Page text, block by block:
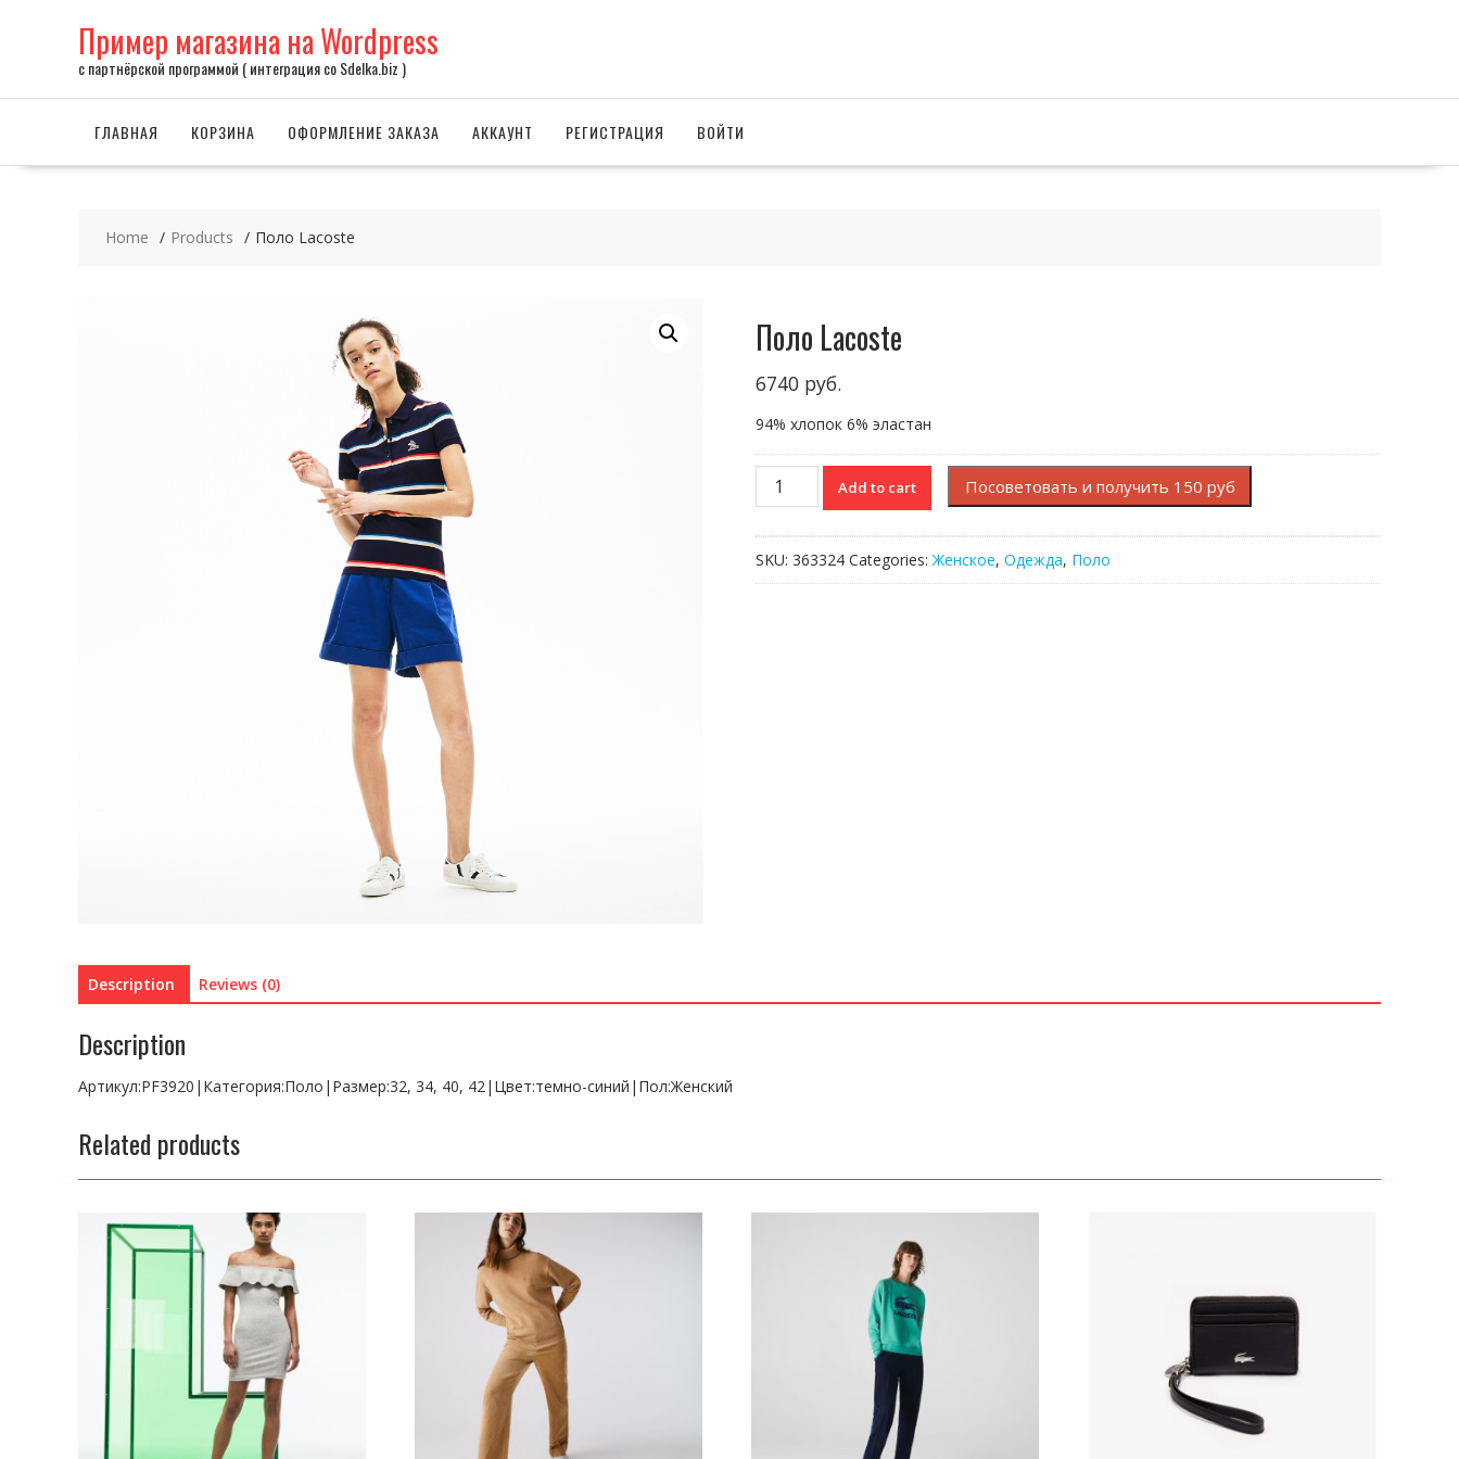
Пример магазина на Wordpress
с партнёрской программой ( интеграция со Sdelka.biz )
ГЛАВНАЯ КОРЗИНА ОФОРМЛЕНИЕ ЗАКАЗА АККАУНТ РЕГИСТРАЦИЯ ВОЙТИ
Home Products Поло Lacoste
Поло Lacoste
6740 руб.
94% хлопок 6% эластан
Поло
Lacoste
Add to cart Посоветовать и получить 150 руб
SKU: 363324 Categories:Женское, Одежда, Поло
Description Reviews (0)
Description
Артикул:PF3920|Категория:Поло|Размер:32, 34, 40, 42|Цвет:темно-синий|Пол:Женский
Related products